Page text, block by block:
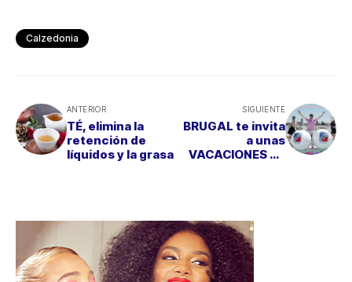
Calzedonia
ANTERIOR
TÉ, elimina la
retención de
líquidos y la grasa
SIGUIENTE
BRUGAL te invita
a unas
VACACIONES DE